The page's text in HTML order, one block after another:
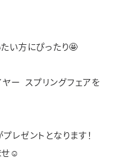
い方にぴったり🤩
ー スプリングフェアを
レゼントとなります！
せ☺